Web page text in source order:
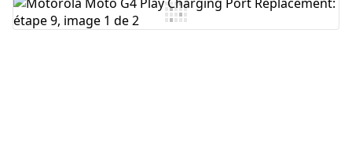
Ajouter un commentaire